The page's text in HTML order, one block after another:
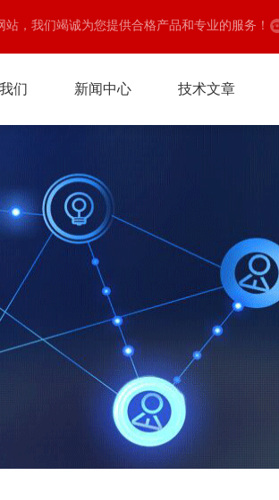
，我们竭诚为您提供合格产品和专业的服务！
们 新闻中心 技术文章